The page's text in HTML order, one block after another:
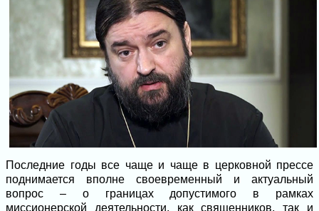
Последние годы все чаще и чаще в церковной прессе
поднимается вполне своевременный и актуальный
вопрос – о границах допустимого в рамках
миссионерской деятельности, как священников, так и